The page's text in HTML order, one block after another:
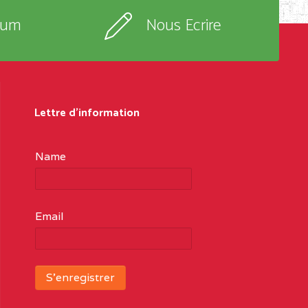
Nous Ecrire
Lettre d'information
Name
Email